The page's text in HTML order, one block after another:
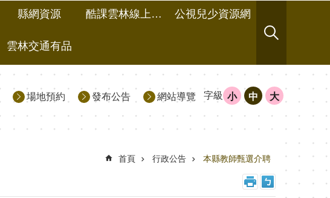
縣網資源 酷課雲林線上教學成果分享平台 公視兒少資源網
雲林交通有品
場地預約 發布公告 網站導覽 字級 小 中 大
首頁 行政公告 本縣教師甄選介聘